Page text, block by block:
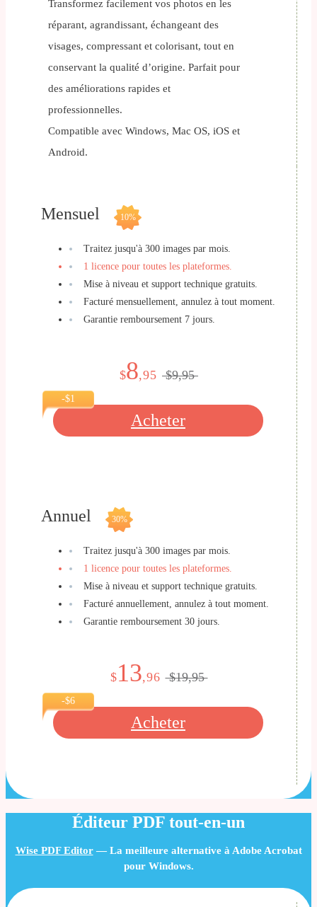
Transformez facilement vos photos en les
réparant, agrandissant, échangeant des
visages, compressant et colorisant, tout en
conservant la qualité d’origine. Parfait pour
des améliorations rapides et
professionnelles.
Compatible avec Windows, Mac OS, iOS et
Android.
Mensuel 10%
Traitez jusqu'à 300 images par mois.
1 licence pour toutes les plateformes.
Mise à niveau et support technique gratuits.
Facturé mensuellement, annulez à tout moment.
Garantie remboursement 7 jours.
$8,95 $9,95
-$1
Acheter
Annuel 30%
Traitez jusqu'à 300 images par mois.
1 licence pour toutes les plateformes.
Mise à niveau et support technique gratuits.
Facturé annuellement, annulez à tout moment.
Garantie remboursement 30 jours.
$13,96 $19,95
-$6
Acheter
Éditeur PDF tout-en-un
Wise PDF Editor— La meilleure alternative à Adobe Acrobat
pour Windows.